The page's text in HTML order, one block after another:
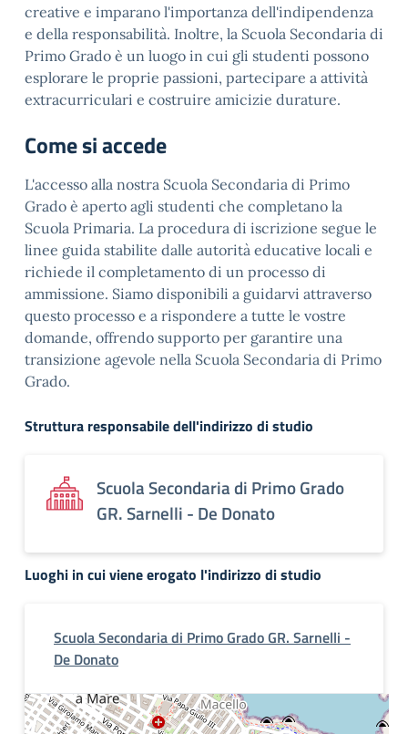
creative e imparano l'importanza dell'indipendenza
e della responsabilità. Inoltre, la Scuola Secondaria di
Primo Grado è un luogo in cui gli studenti possono
esplorare le proprie passioni, partecipare a attività
extracurriculari e costruire amicizie durature.
Come si accede
L'accesso alla nostra Scuola Secondaria di Primo
Grado è aperto agli studenti che completano la
Scuola Primaria. La procedura di iscrizione segue le
linee guida stabilite dalle autorità educative locali e
richiede il completamento di un processo di
ammissione. Siamo disponibili a guidarvi attraverso
questo processo e a rispondere a tutte le vostre
domande, offrendo supporto per garantire una
transizione agevole nella Scuola Secondaria di Primo
Grado.
Struttura responsabile dell'indirizzo di studio
Scuola Secondaria di Primo Grado
GR. Sarnelli - De Donato
Luoghi in cui viene erogato l'indirizzo di studio
Scuola Secondaria di Primo Grado GR. Sarnelli -
De Donato